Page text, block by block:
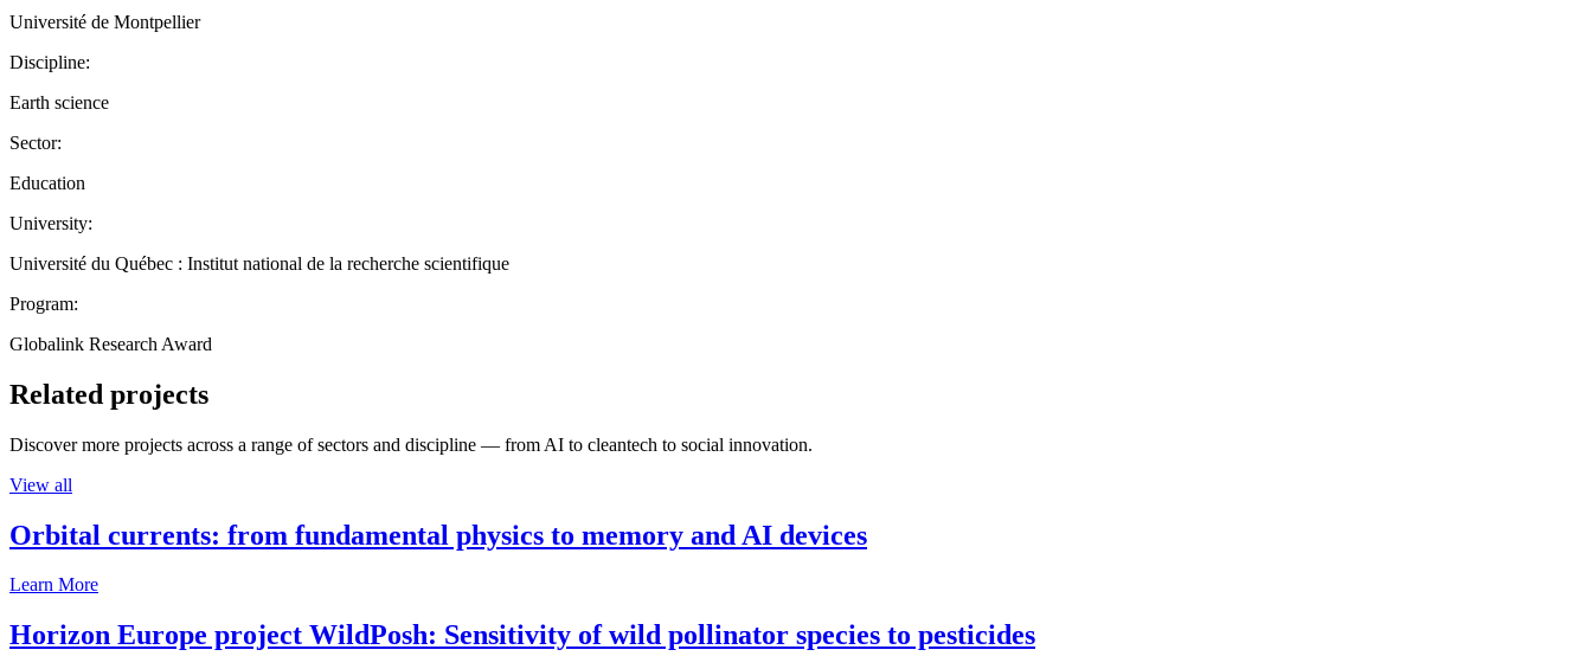
Université de Montpellier
Discipline:
Earth science
Sector:
Education
University:
Université du Québec : Institut national de la recherche scientifique
Program:
Globalink Research Award
Related projects
Discover more projects across a range of sectors and discipline — from AI to cleantech to social innovation.
View all
Orbital currents: from fundamental physics to memory and AI devices
Learn More
Horizon Europe project WildPosh: Sensitivity of wild pollinator species to pesticides